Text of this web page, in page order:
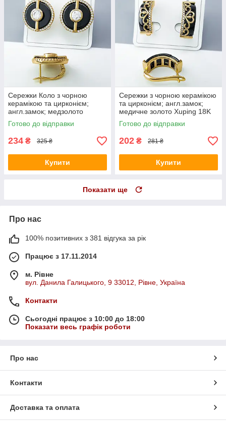
Сережки Коло з чорною
керамікою та цирконієм;
англ.замок; медзолото
Xuping 18K
Готово до відправки
234 ₴ 325 ₴
Купити
Сережки з чорною керамікою
та цирконієм; англ.замок;
медичне золото Xuping 18K
Готово до відправки
202 ₴ 281 ₴
Купити
Показати ще
Про нас
100% позитивних з 381 відгука за рік
Працює з 17.11.2014
м. Рівне
вул. Данила Галицького, 9 33012, Рівне, Україна
Контакти
Сьогодні працює з 10:00 до 18:00
Показати весь графік роботи
Про нас
Контакти
Доставка та оплата